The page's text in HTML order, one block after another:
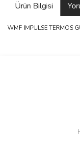
Ürün Bilgisi
WMF IMPULSE TERMOS
Ürün resmi
Ürün
Ürün bilgilerinde